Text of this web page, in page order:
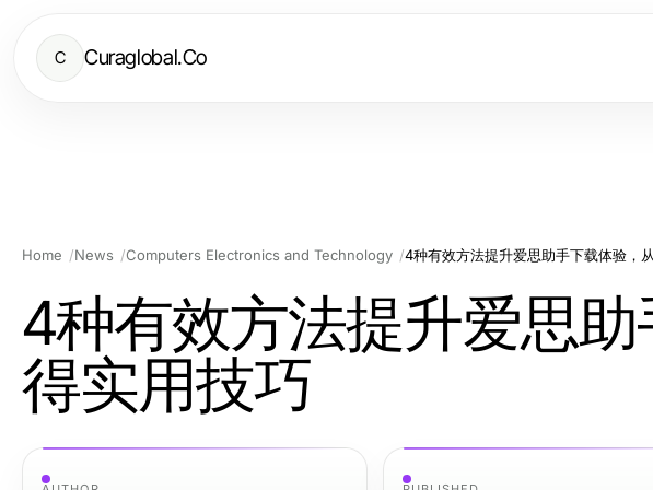
C Curaglobal.Co
Home News Computers Electronics and Technology 4种有效方法提升爱思助手下载体验，
4种有效方法提升爱思
得实用技巧